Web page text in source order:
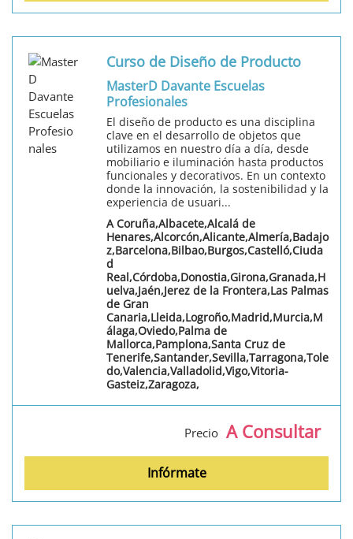
Curso de Diseño de Producto
MasterD Davante Escuelas
Profesionales
El diseño de producto es una disciplina
clave en el desarrollo de objetos que
utilizamos en nuestro día a día, desde
mobiliario e iluminación hasta productos
funcionales y decorativos. En un contexto
donde la innovación, la sostenibilidad y la
experiencia de usuari...
A Coruña,Albacete,Alcalá de
Henares,Alcorcón,Alicante,Almería,Badajo
z,Barcelona,Bilbao,Burgos,Castelló,Ciuda
d
Real,Córdoba,Donostia,Girona,Granada,H
uelva,Jaén,Jerez de la Frontera,Las Palmas
de Gran
Canaria,Lleida,Logroño,Madrid,Murcia,M
álaga,Oviedo,Palma de
Mallorca,Pamplona,Santa Cruz de
Tenerife,Santander,Sevilla,Tarragona,Tole
do,Valencia,Valladolid,Vigo,Vitoria-
Gasteiz,Zaragoza,
Precio A Consultar
Infórmate